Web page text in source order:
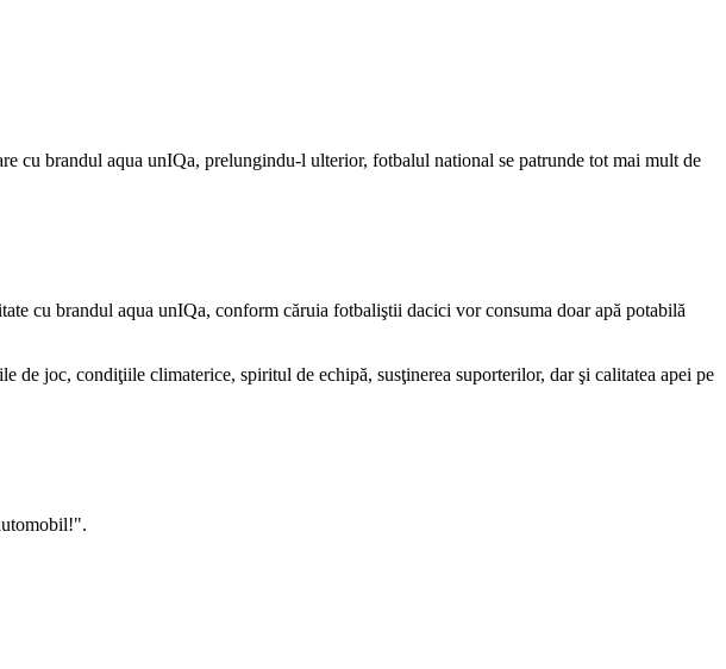
cu brandul aqua unIQa, prelungindu-l ulterior, fotbalul national se patrunde tot mai mult de
cu brandul aqua unIQa, conform căruia fotbaliştii dacici vor consuma doar apă potabilă
joc, condiţiile climaterice, spiritul de echipă, susţinerea suporterilor, dar şi calitatea apei pe